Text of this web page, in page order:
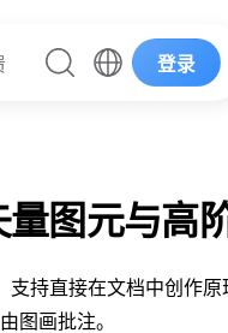
登录
图元与高
支持直接在文档中创作原
图画批注。